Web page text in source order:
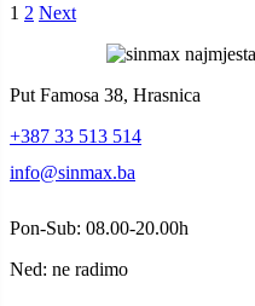
1 2 Next
Put Famosa 38, Hrasnica
+387 33 513 514
info@sinmax.ba
Pon-Sub: 08.00-20.00h
Ned: ne radimo